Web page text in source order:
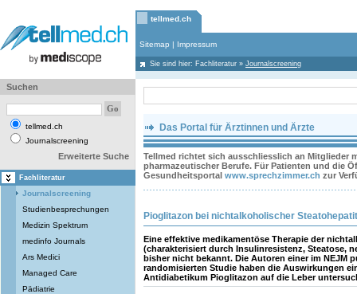
tellmed.ch
Sitemap | Impressum
Sie sind hier: Fachliteratur » Journalscreening
Suchen
tellmed.ch
Journalscreening
Erweiterte Suche
Fachliteratur
Journalscreening
Studienbesprechungen
Medizin Spektrum
medinfo Journals
Ars Medici
Managed Care
Pädiatrie
Das Portal für Ärztinnen und Ärzte
Tellmed richtet sich ausschliesslich an Mitglieder
pharmazeutischer Berufe. Für Patienten und die
Gesundheitsportal www.sprechzimmer.ch zur
Pioglitazon bei nichtalkoholischer
Eine effektive medikamentöse Therapie der
(charakterisiert durch Insulinresistenz, Steatose,
bisher nicht bekannt. Die Autoren einer im NEJM
randomisierten Studie haben die Auswirkungen
Antidiabetikum Pioglitazon auf die Leber